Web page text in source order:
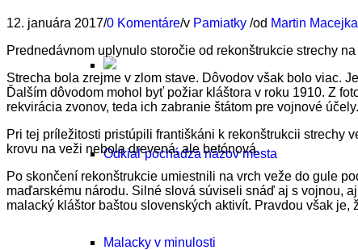
Odkiaľ pochádza názov mesta
Malacky v minulosti
12. januára 2017/0 Komentáre/v Pamiatky /od Martin Macejka
Prednedávnom uplynulo storočie od rekonštrukcie strechy
Strecha bola zrejme v zlom stave. Dôvodov však bolo viac.
Ďalším dôvodom mohol byť požiar kláštora v roku 1910. Z
rekvirácia zvonov, teda ich zabranie štátom pre vojnové
Pri tej príležitosti pristúpili františkáni k rekonštrukcii strechy
krovu na veži nebola drevená, ale betónová.
Po skončení rekonštrukcie umiestnili na vrch veže do gule
maďarskému národu. Silné slová súviseli snáď aj s vojnou,
malacký kláštor baštou slovenských aktivít. Pravdou však